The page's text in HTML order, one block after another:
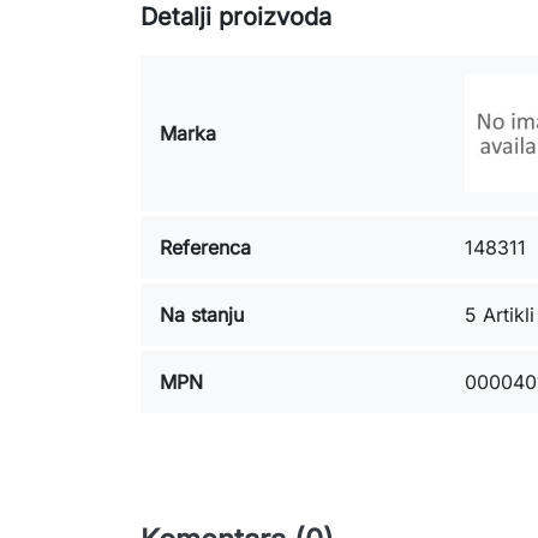
Detalji proizvoda
Marka
Referenca 148311
Na stanju 5 Artikli
MPN